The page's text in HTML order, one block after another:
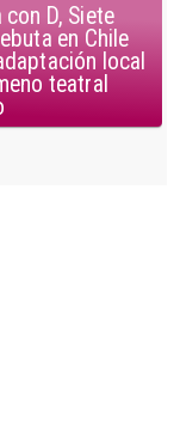
con D, Siete
en Chile
local
teatral